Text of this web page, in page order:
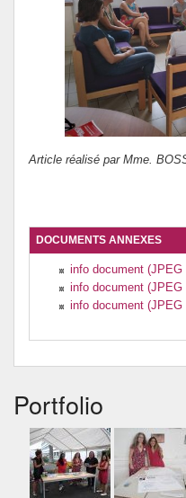
Article réalisé par Mme.
DOCUMENTS ANNEXES
info document (JPEG
info document (JPEG
info document (JPEG
Portfolio